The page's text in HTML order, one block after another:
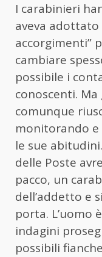
I carabinieri
aveva adottato
accorgimenti”
cambiare
possibile i
conoscenti.
comunque
monitorando
le sue
delle Poste
pacco, un
dell’addetto e
porta. L’uomo
indagini
possibili